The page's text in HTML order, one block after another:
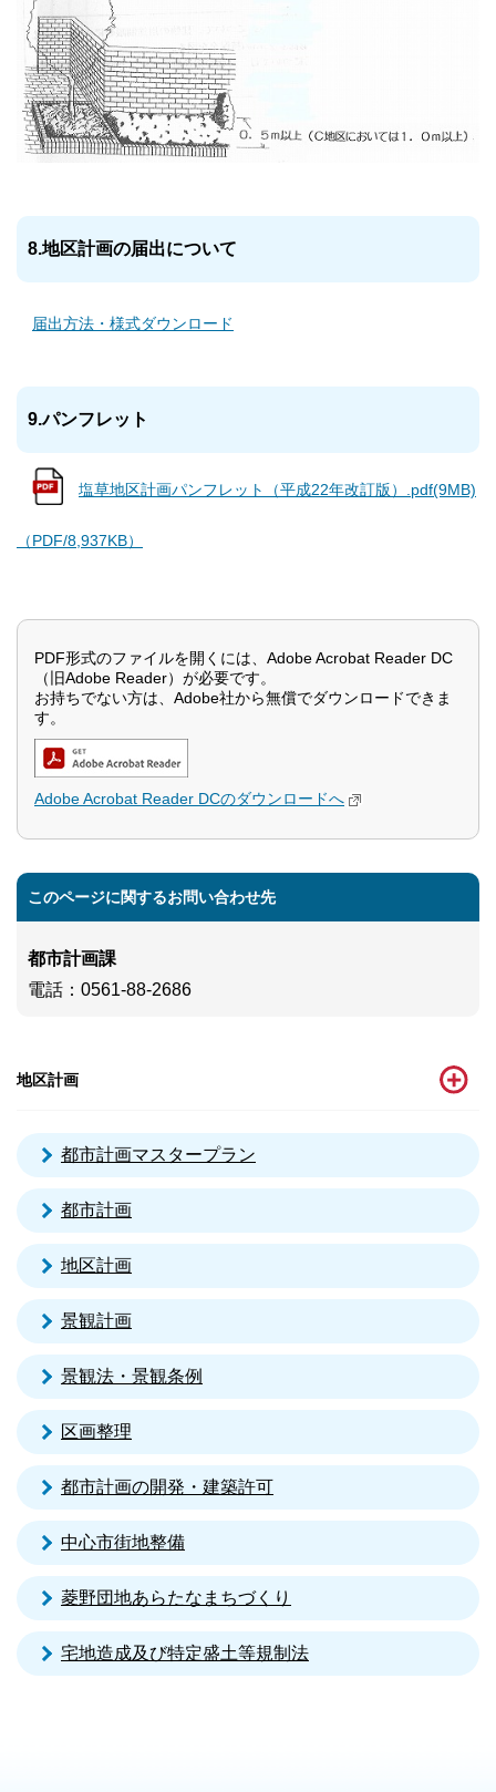
8.地区計画の届出について
届出方法・様式ダウンロード
9.パンフレット
塩草地区計画パンフレット（平成22年改訂版）.pdf(9MB)
（PDF/8,937KB）
PDF形式のファイルを開くには、Adobe Acrobat Reader DC
（旧Adobe Reader）が必要です。
お持ちでない方は、Adobe社から無償でダウンロードできま
す。
Adobe Acrobat Reader DCのダウンロードへ
このページに関するお問い合わせ先
都市計画課
電話 ：0561-88-2686
地区計画
都市計画マスタープラン
都市計画
地区計画
景観計画
景観法・景観条例
区画整理
都市計画の開発・建築許可
中心市街地整備
菱野団地あらたなまちづくり
宅地造成及び特定盛土等規制法